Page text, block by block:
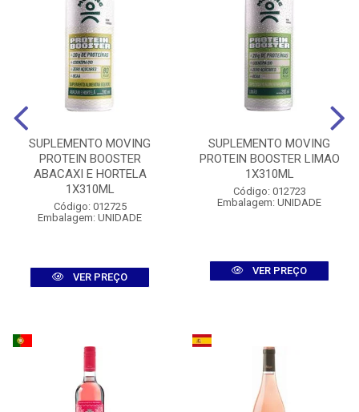
SUPLEMENTO MOVING
PROTEIN BOOSTER
ABACAXI E HORTELA
1X310ML
Código: 012725
Embalagem: UNIDADE
VER PREÇO
SUPLEMENTO MOVING
PROTEIN BOOSTER LIMAO
1X310ML
Código: 012723
Embalagem: UNIDADE
VER PREÇO